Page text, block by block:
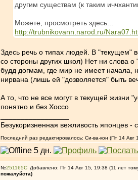
другим существам (к таким
Можете, просмотреть здесь...
http://trubnikovann.narod.ru/
Здесь речь о типах людей. В "текущем"
со стороны других школ) Нет ни слова
будд догмам, где мир не имеет начала,
нирвана (лишь ей "дозволяется" быть
А то, что не все могут в текущей жизни
понятно и без Хоссо
Безукоризненная вежливость японцев -
Последний раз редактировалось: Си-ва-кон (Пт 14 Авг
№251165
Добавлено: Пт 14 Авг 15, 19:38 (11 лет
пожалуйста)